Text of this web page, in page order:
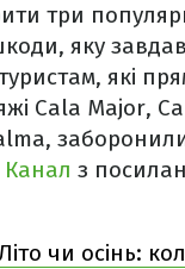
три
яку
які
Cala Major,
з
чи осінь: